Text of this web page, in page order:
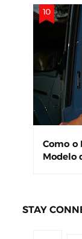
Como o
Modelo
STAY